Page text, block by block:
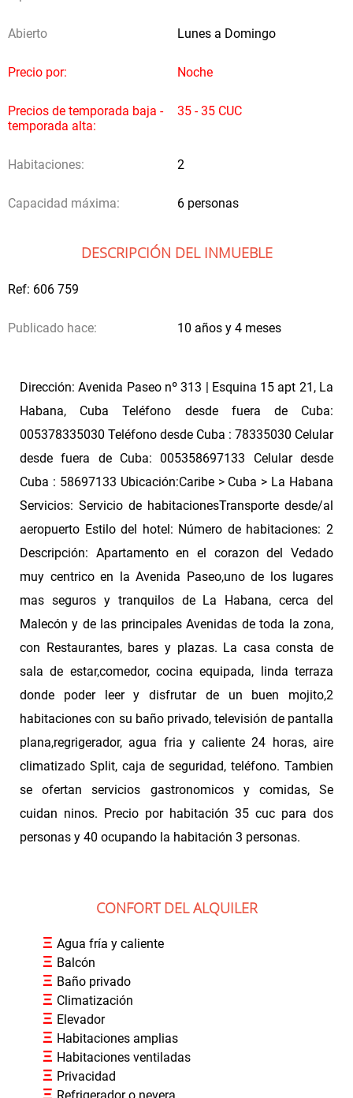
Abierto Lunes a Domingo
Precio por: Noche
Precios de temporada baja -
temporada alta:
35 - 35 CUC
Habitaciones: 2
Capacidad máxima: 6 personas
DESCRIPCIÓN DEL INMUEBLE
Ref: 606 759
Publicado hace: 10 años y 4 meses
Dirección: Avenida Paseo nº 313 | Esquina 15 apt 21, La
Habana, Cuba Teléfono desde fuera de Cuba:
005378335030 Teléfono desde Cuba : 78335030 Celular
desde fuera de Cuba: 005358697133 Celular desde
Cuba : 58697133 Ubicación:Caribe > Cuba > La Habana
Servicios: Servicio de habitacionesTransporte desde/al
aeropuerto Estilo del hotel: Número de habitaciones: 2
Descripción: Apartamento en el corazon del Vedado
muy centrico en la Avenida Paseo,uno de los lugares
mas seguros y tranquilos de La Habana, cerca del
Malecón y de las principales Avenidas de toda la zona,
con Restaurantes, bares y plazas. La casa consta de
sala de estar,comedor, cocina equipada, linda terraza
donde poder leer y disfrutar de un buen mojito,2
habitaciones con su baño privado, televisión de pantalla
plana,regrigerador, agua fria y caliente 24 horas, aire
climatizado Split, caja de seguridad, teléfono. Tambien
se ofertan servicios gastronomicos y comidas, Se
cuidan ninos. Precio por habitación 35 cuc para dos
personas y 40 ocupando la habitación 3 personas.
CONFORT DEL ALQUILER
Ξ Agua fría y caliente
Ξ Balcón
Ξ Baño privado
Ξ Climatización
Ξ Elevador
Ξ Habitaciones amplias
Ξ Habitaciones ventiladas
Ξ Privacidad
Ξ